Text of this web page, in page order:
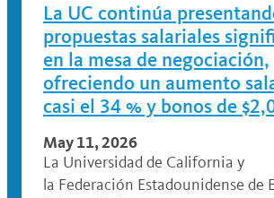
La UC continúa
propuestas salariales
en la mesa de negociación,
ofreciendo un aumento
casi el 34 % y bonos de
May 11, 2026
La Universidad de California y
la Federación Estadounidense de